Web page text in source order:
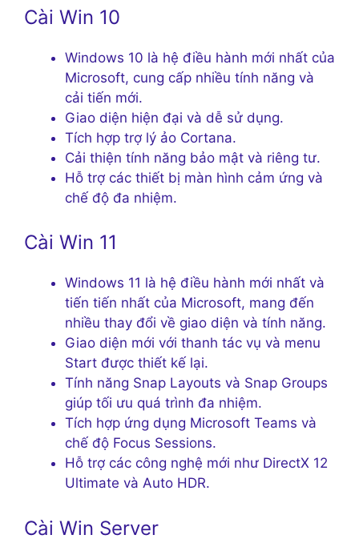
Cài Win 10
Windows 10 là hệ điều hành mới nhất của
Microsoft, cung cấp nhiều tính năng và
cải tiến mới.
Giao diện hiện đại và dễ sử dụng.
Tích hợp trợ lý ảo Cortana.
Cải thiện tính năng bảo mật và riêng tư.
Hỗ trợ các thiết bị màn hình cảm ứng và
chế độ đa nhiệm.
Cài Win 11
Windows 11 là hệ điều hành mới nhất và
tiến tiến nhất của Microsoft, mang đến
nhiều thay đổi về giao diện và tính năng.
Giao diện mới với thanh tác vụ và menu
Start được thiết kế lại.
Tính năng Snap Layouts và Snap Groups
giúp tối ưu quá trình đa nhiệm.
Tích hợp ứng dụng Microsoft Teams và
chế độ Focus Sessions.
Hỗ trợ các công nghệ mới như DirectX 12
Ultimate và Auto HDR.
Cài Win Server